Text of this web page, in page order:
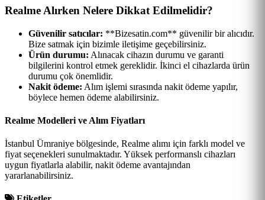
Realme Alırken Nelere Dikkat Edilmelidir?
Güvenilir satıcılar: **Bizesatin.com** güvenilir bir alıcıdır.
Bize satmak için bizimle iletişime geçebilirsiniz.
Ürün durumu: Alınacak cihazın durumu ve garanti
bilgilerini kontrol etmek gereklidir. İkinci el cihazlarda ürün
durumu çok önemlidir.
Nakit ödeme: Alım işlemi sırasında nakit ödeme yapılır,
böylece hemen ödeme alabilirsiniz.
Realme Modelleri ve Alım Fiyatları
İstanbul Ümraniye bölgesinde, Realme alımı için farklı model ve
fiyat seçenekleri sunulmaktadır. Yüksek performanslı cihazları
uygun fiyatlarla alabilir, nakit ödeme avantajından
yararlanabilirsiniz.